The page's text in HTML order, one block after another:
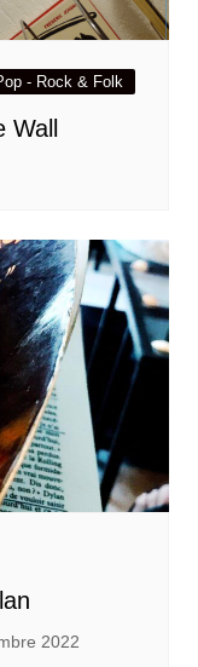
- Rock & Folk
Wall
2022